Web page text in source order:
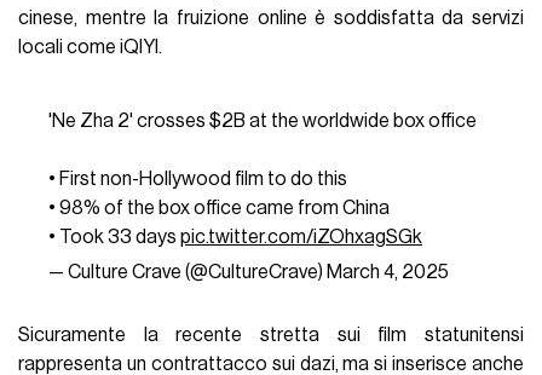
cinese, mentre la fruizione online è soddisfatta da servizi
locali come iQIYI.
'Ne Zha 2' crosses $2B at the worldwide box office
• First non-Hollywood film to do this
• 98% of the box office came from China
• Took 33 days pic.twitter.com/iZOhxagSGk
— Culture Crave (@CultureCrave) March 4, 2025
Sicuramente la recente stretta sui film statunitensi
rappresenta un contrattacco sui dazi, ma si inserisce anche